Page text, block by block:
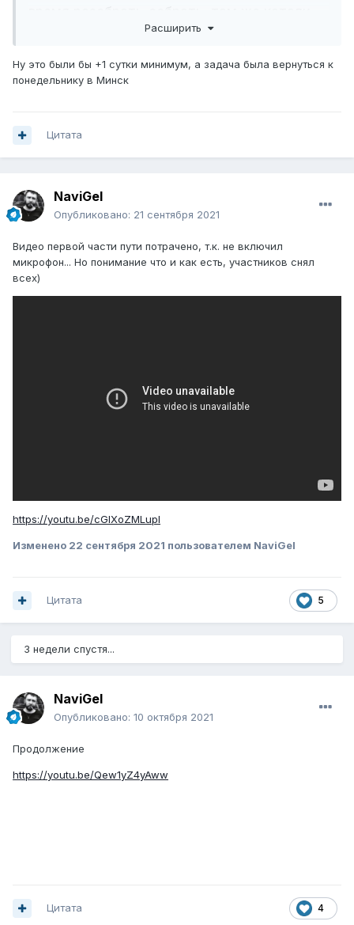
на редких ретро тачках ( вдруг тебе
чего в Москве можно было сделать.
Расширить
Ну это были бы +1 сутки минимум, а задача была вернуться к
понедельнику в Минск
Цитата
NaviGel
Опубликовано: 21 сентября 2021
Видео первой части пути потрачено, т.к. не включил
микрофон... Но понимание что и как есть, участников снял
всех)
https://youtu.be/cGlXoZMLupI
Изменено 22 сентября 2021 пользователем NaviGel
5
Цитата
3 недели спустя...
NaviGel
Опубликовано: 10 октября 2021
Продолжение
https://youtu.be/Qew1yZ4yAww
4
Цитата